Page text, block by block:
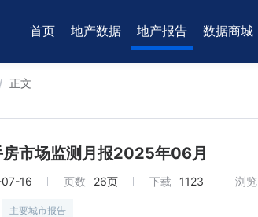
首页 地产数据 地产报告 数据商城
/ 正文
房市场监测月报2025年06月
16 页数 26页 下载 1123 浏览
主要城市报告